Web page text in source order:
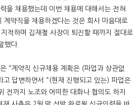
을 채용했는데 이번 채용에 대해서는 전혀
계약직을 채용하겠다는 것은 회사 마음대로
적하며 김재철 사장이 퇴진할 때까지 절대로
했다.
“계약직 신규채용 계획은 (파업과 상관없
고 답변하면서 “(현재 진행되고 있는) 파업은
전까지 노조와 어떠한 대화나 협의도 하지